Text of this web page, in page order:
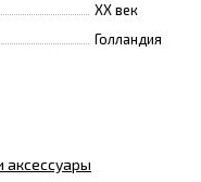
XX век
Голландия
аксессуары